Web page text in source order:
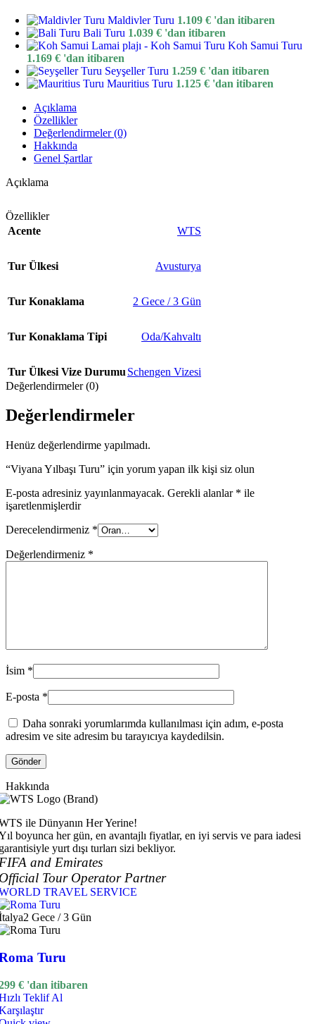
Maldivler Turu 1.109 € 'dan itibaren
Bali Turu 1.039 € 'dan itibaren
Koh Samui Turu
1.169 € 'dan itibaren
Seyşeller Turu 1.259 € 'dan itibaren
Mauritius Turu 1.125 € 'dan itibaren
Açıklama
Özellikler
Değerlendirmeler (0)
Hakkında
Genel Şartlar
Açıklama
Özellikler
Acente
WTS
Tur Ülkesi Avusturya
Tur Konaklama 2 Gece / 3 Gün
Tur Konaklama Tipi Oda/Kahvaltı
Tur Ülkesi Vize Durumu Schengen Vizesi
Değerlendirmeler (0)
Değerlendirmeler
Henüz değerlendirme yapılmadı.
“Viyana Yılbaşı Turu” için yorum yapan ilk kişi siz olun
E-posta adresiniz yayınlanmayacak. Gerekli alanlar * ile
işaretlenmişlerdir
Derecelendirmeniz *
Değerlendirmeniz *
İsim *
E-posta *
Daha sonraki yorumlarımda kullanılması için adım, e-posta
adresim ve site adresim bu tarayıcıya kaydedilsin.
Hakkında
ile Dünyanın Her Yerine!
boyunca her gün, en avantajlı fiyatlar, en iyi servis ve para iadesi
yurt dışı turları sizi bekliyor.
and Emirates
Tour Operator Partner
TRAVEL SERVICE
2 Gece / 3 Gün
Turu
€ 'dan itibaren
Teklif Al